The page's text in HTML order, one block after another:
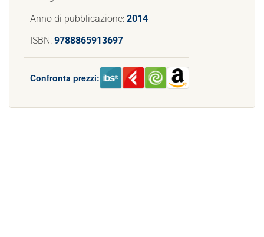
Anno di pubblicazione: 2014
ISBN: 9788865913697
Confronta prezzi: